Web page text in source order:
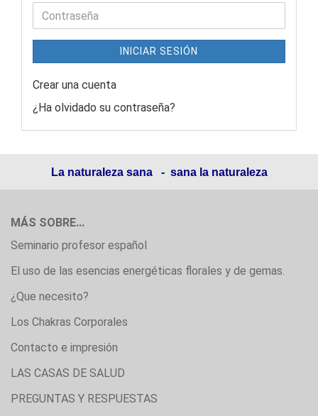
INICIAR SESIÓN
Crear una cuenta
¿Ha olvidado su contraseña?
La naturaleza sana - sana la naturaleza
MÁS SOBRE...
Seminario profesor español
El uso de las esencias energéticas florales y de gemas.
¿Que necesito?
Los Chakras Corporales
Contacto e impresión
LAS CASAS DE SALUD
PREGUNTAS Y RESPUESTAS